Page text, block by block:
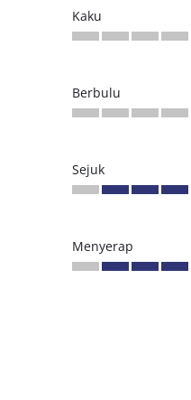
Kaku
Berbulu
Sejuk
Menyerap